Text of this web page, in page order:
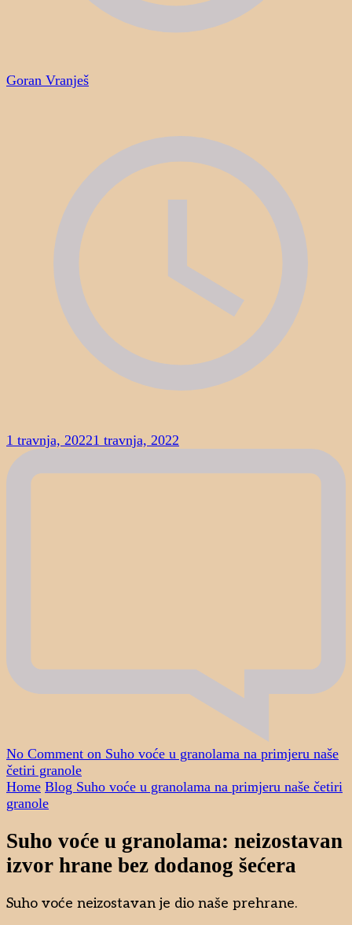
Goran Vranješ
1 travnja, 20221 travnja, 2022
No Comment on Suho voće u granolama na primjeru naše
četiri granole
Home Blog Suho voće u granolama na primjeru naše četiri
granole
Suho voće u granolama: neizostavan
izvor hrane bez dodanog šećera
Suho voće neizostavan je dio naše prehrane.